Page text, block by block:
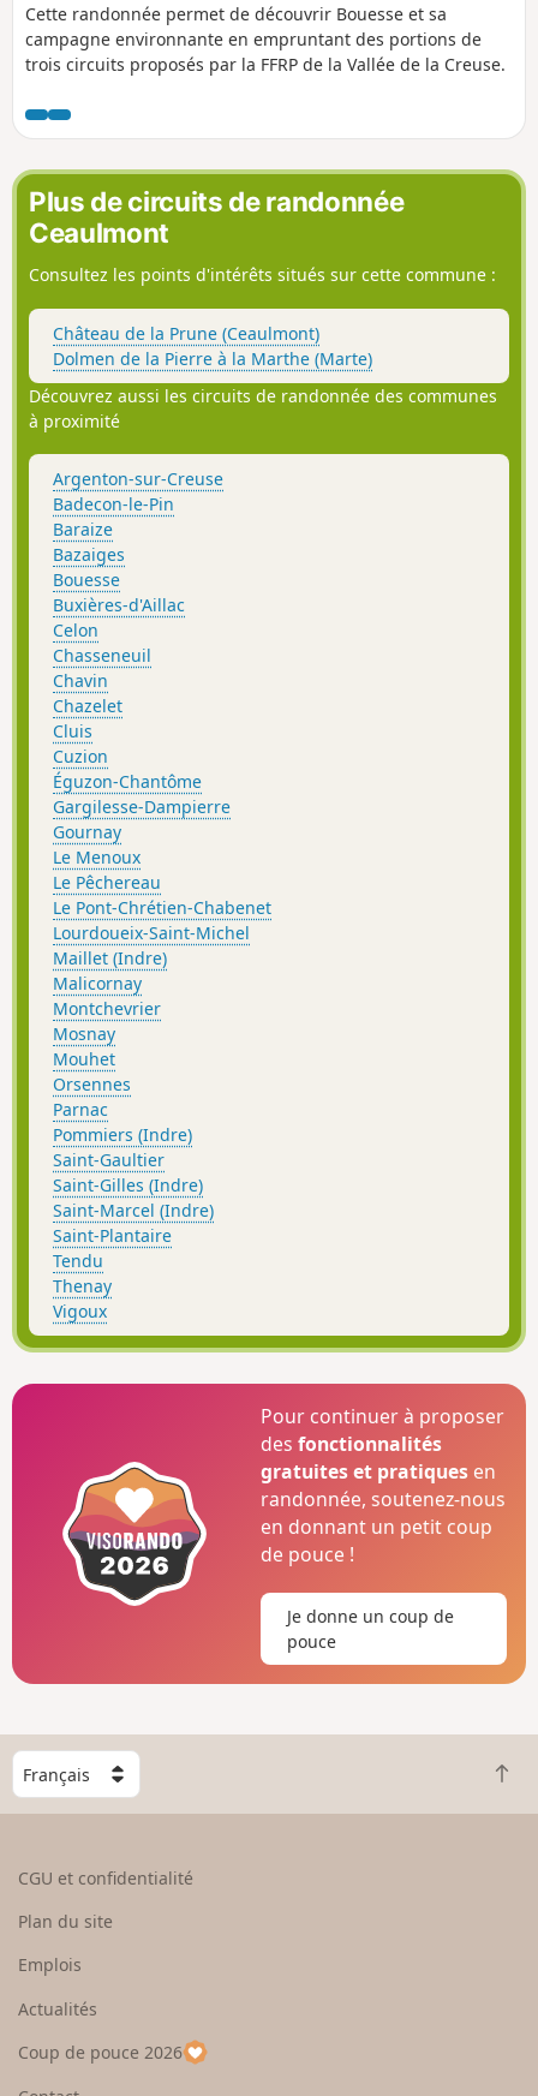
Cette randonnée permet de découvrir Bouesse et sa
campagne environnante en empruntant des portions de
trois circuits proposés par la FFRP de la Vallée de la Creuse.
Plus de circuits de randonnée
Ceaulmont
Consultez les points d'intérêts situés sur cette commune :
Château de la Prune (Ceaulmont)
Dolmen de la Pierre à la Marthe (Marte)
Découvrez aussi les circuits de randonnée des communes
à proximité
Argenton-sur-Creuse
Badecon-le-Pin
Baraize
Bazaiges
Bouesse
Buxières-d'Aillac
Celon
Chasseneuil
Chavin
Chazelet
Cluis
Cuzion
Éguzon-Chantôme
Gargilesse-Dampierre
Gournay
Le Menoux
Le Pêchereau
Le Pont-Chrétien-Chabenet
Lourdoueix-Saint-Michel
Maillet (Indre)
Malicornay
Montchevrier
Mosnay
Mouhet
Orsennes
Parnac
Pommiers (Indre)
Saint-Gaultier
Saint-Gilles (Indre)
Saint-Marcel (Indre)
Saint-Plantaire
Tendu
Thenay
Vigoux
Pour continuer à proposer
desfonctionnalités
gratuites et pratiques en
randonnée, soutenez-nous
en donnant un petit coup
de pouce !
Je donne un coup de
pouce
C
h
o
e
u
p
a
R
e
CGU et confidentialité
Plan du site
Emplois
Actualités
Coup de pouce 2026